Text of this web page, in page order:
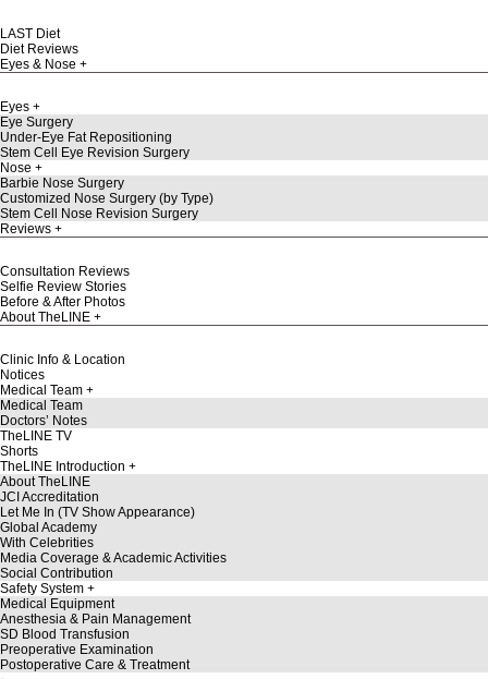
LAST Diet
Diet Reviews
Eyes & Nose
Eyes
Eye Surgery
Under-Eye Fat Repositioning
Stem Cell Eye Revision Surgery
Nose
Barbie Nose Surgery
Customized Nose Surgery (by Type)
Stem Cell Nose Revision Surgery
Reviews
Consultation Reviews
Selfie Review Stories
Before & After Photos
About TheLINE
Clinic Info & Location
Notices
Medical Team
Medical Team
Doctors’ Notes
TheLINE TV
Shorts
TheLINE Introduction
About TheLINE
JCI Accreditation
Let Me In (TV Show Appearance)
Global Academy
With Celebrities
Media Coverage & Academic Activities
Social Contribution
Safety System
Medical Equipment
Anesthesia & Pain Management
SD Blood Transfusion
Preoperative Examination
Postoperative Care & Treatment